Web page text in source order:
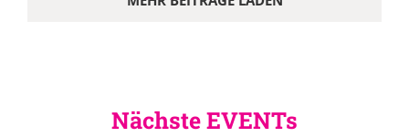
Nächste EVENTs